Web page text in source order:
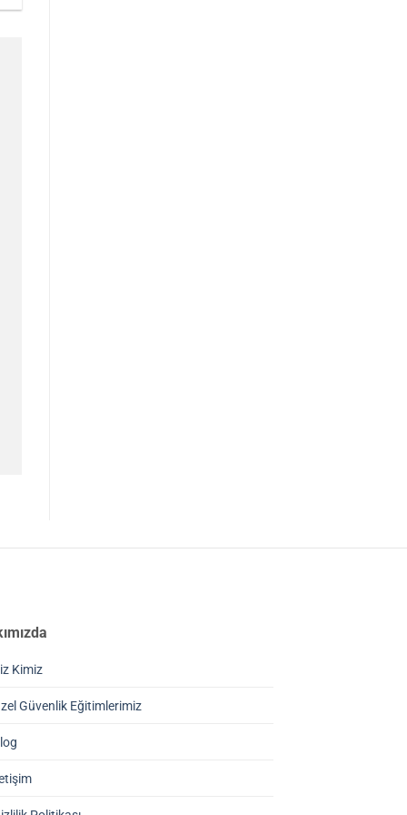
Kimiz
Güvenlik Eğitimlerimiz